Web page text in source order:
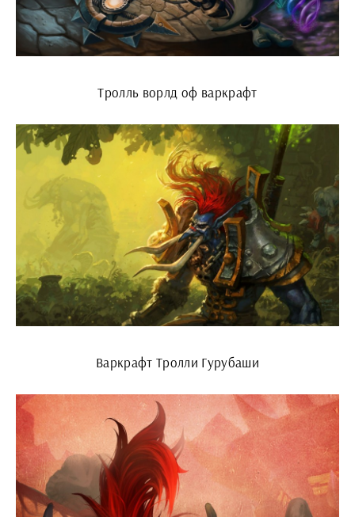
Тролль ворлд оф варкрафт
Варкрафт Тролли Гурубаши